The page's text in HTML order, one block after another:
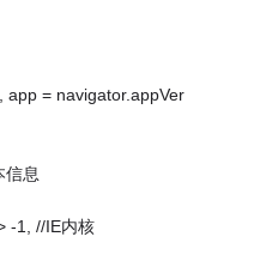
app = navigator.appVer
信息
-1, //IE内核